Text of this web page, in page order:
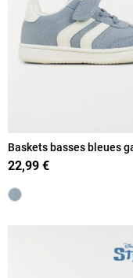
Baskets basses bleues
(19-23)
22,99 €